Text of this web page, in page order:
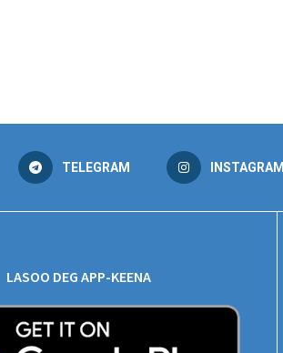
TELEGRAM INSTAGRAM
LASOO DEG APP-KEENA